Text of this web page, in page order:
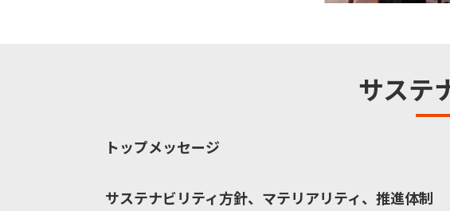
サステ
トップメッセージ
サステナビリティ方針、マテリアリティ、推進体制